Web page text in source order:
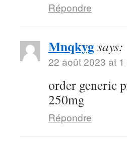
Répondre
Mnqkygsays:
22 août 2023 at
order generic
250mg
Répondre